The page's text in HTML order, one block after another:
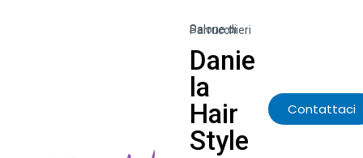
Salone di Parrucchieri
Danie
la
Hair
Style
Contattaci